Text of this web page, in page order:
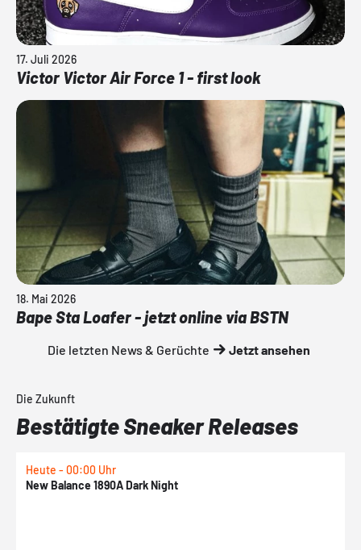
17. Juli 2026
Victor Victor Air Force 1 - first look
18. Mai 2026
Bape Sta Loafer - jetzt online via BSTN
Die letzten News & Gerüchte Jetzt ansehen
Die Zukunft
Bestätigte Sneaker Releases
Heute - 00:00 Uhr
New Balance 1890A Dark Night